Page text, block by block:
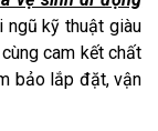
ngũ kỹ thuật giàu
cam kết chất
bảo lắp đặt, vận